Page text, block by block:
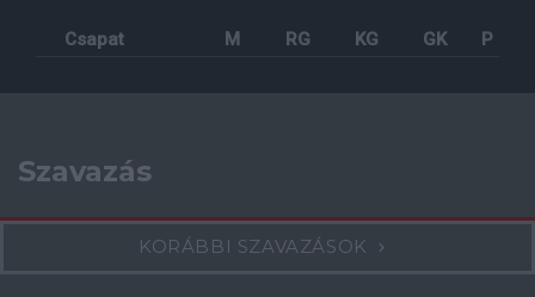
Csapat M RG KG GK P
Szavazás
KORÁBBI SZAVAZÁSOK